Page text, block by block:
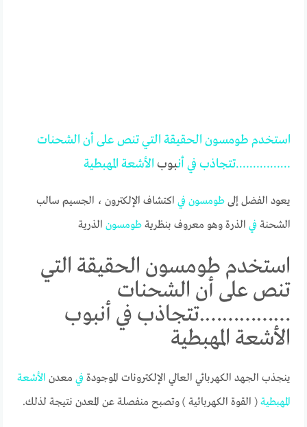
استخدم طومسون الحقيقة التيتنص على أن الشحنات
…………….تتجاذب في أنبوب الأشعة المهبطية
يعود الفضل إلىطومسون في اكتشاف الإلكترون ، الجسيم سالب
الشحنةفي الذرةوهو معروف بنظريةطومسون الذرية
استخدم طومسون الحقيقة التي
تنص على أن الشحنات
…………….تتجاذب في أنبوب
الأشعة المهبطية
ينجذب الجهد الكهربائي العالي الإلكترونات الموجودةفي معدن الأشعة
المهبطية ( القوة الكهربائية ) وتصبح منفصلة عن المعدن نتيجة لذلك.